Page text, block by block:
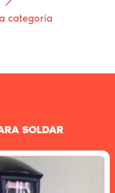
categoría
SOLDAR